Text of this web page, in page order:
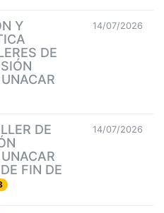
Y
DE
14/07/2026
DE
FIN DE
14/07/2026